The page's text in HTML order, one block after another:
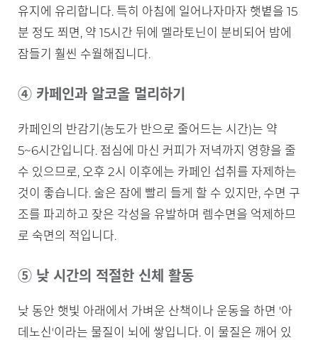
유지에 유리합니다. 특히 아침에 일어나자마자 햇볕을 15
분 정도 쬐면, 약 15시간 뒤에 멜라토닌이 분비되어 밤에
잠들기 훨씬 수월해집니다.
④ 카페인과 알코올 멀리하기
카페인의 반감기(농도가 반으로 줄어드는 시간)는 약
5~6시간입니다. 점심에 마신 커피가 저녁까지 영향을 줄
수 있으므로, 오후 2시 이후에는 카페인 섭취를 자제하는
것이 좋습니다. 술은 잠에 빨리 들게 할 수 있지만, 수면 구
조를 파괴하고 잦은 각성을 유발하며 렘수면을 억제하므
로 숙면의 적입니다.
⑤ 낮 시간의 적절한 신체 활동
낮 동안 햇빛 아래에서 가벼운 산책이나 운동을 하면 '아
데노신'이라는 물질이 뇌에 쌓입니다. 이 물질은 깨어 있